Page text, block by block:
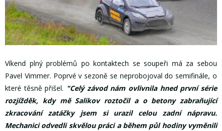
Víkend plný problémů po kontaktech se soupeři má za sebou
Pavel Vimmer. Poprvé v sezoně se neprobojoval do semifinále, o
které těsně přišel. "Celý závod nám ovlivnila hned první série
rozjížděk, kdy mě Salikov roztočil a o betony zabraňující
zkracování zatáčky jsem si urazil celou zadní nápravu.
Mechanici odvedli skvělou práci a během půl hodiny vyměnili